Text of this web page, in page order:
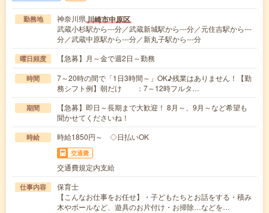
勤務地 神奈川県川崎市中原区
武蔵小杉駅から---分／武蔵新城駅から---分／元住吉駅から---
分／武蔵中原駅から---分／新丸子駅から---分
曜日頻度 【急募】月～金で週2日～勤務
時間
7～20時の間で「1日3時間～」OK♪残業はありません！【勤
務シフト例】朝だけ ：7～12時フルタ…
期間
【急募】即日～長期まで大歓迎！ 8月～、9月～など希望も
聞かせてくださいね！
時給 時給1850円～ ◇日払いOK
交通費
交通費規定内支給
仕事内容
保育士
【こんなお仕事をお任せ】・子どもたちとお話をする・積み
木やボールなど、遊具のお片付け・お掃除…などを…